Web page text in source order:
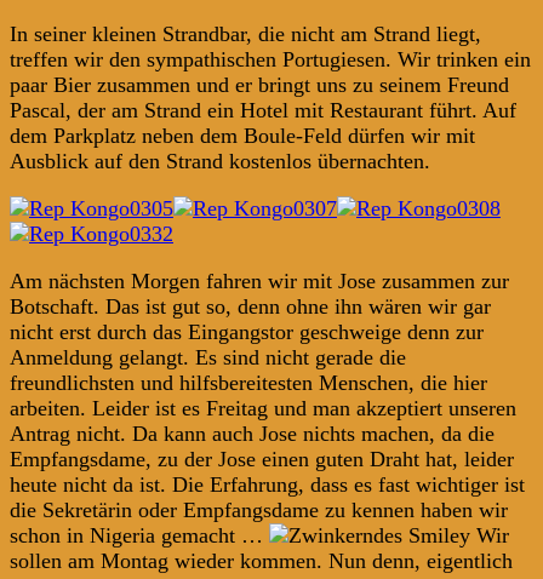
In seiner kleinen Strandbar, die nicht am Strand liegt,
treffen wir den sympathischen Portugiesen. Wir trinken ein
paar Bier zusammen und er bringt uns zu seinem Freund
Pascal, der am Strand ein Hotel mit Restaurant führt. Auf
dem Parkplatz neben dem Boule-Feld dürfen wir mit
Ausblick auf den Strand kostenlos übernachten.
Am nächsten Morgen fahren wir mit Jose zusammen zur
Botschaft. Das ist gut so, denn ohne ihn wären wir gar
nicht erst durch das Eingangstor geschweige denn zur
Anmeldung gelangt. Es sind nicht gerade die
freundlichsten und hilfsbereitesten Menschen, die hier
arbeiten. Leider ist es Freitag und man akzeptiert unseren
Antrag nicht. Da kann auch Jose nichts machen, da die
Empfangsdame, zu der Jose einen guten Draht hat, leider
heute nicht da ist. Die Erfahrung, dass es fast wichtiger ist
die Sekretärin oder Empfangsdame zu kennen haben wir
schon in Nigeria gemacht …
Wir
sollen am Montag wieder kommen. Nun denn, eigentlich